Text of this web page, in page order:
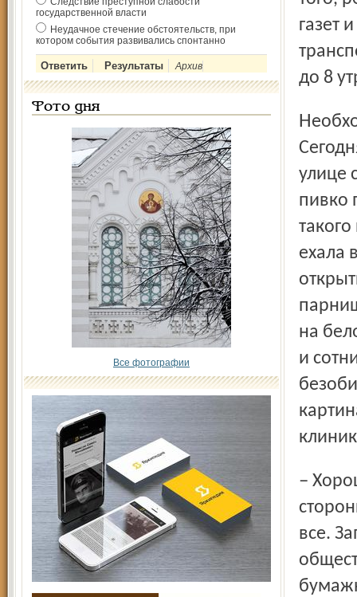
государственной власти
Неудачное стечение обстоятельств, при
котором события развивались спонтанно
Архив
Фото дня
Все фотографии
газет
до 8
Необходимость такого закона вроде бы очевидна.
улице
пивко
ехала
на
и
– Хорошо, что такой закон вступает в силу. С другой
все.